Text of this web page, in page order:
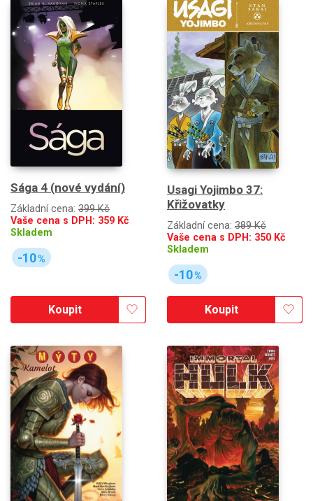
Sága 4 (nové vydání)
Základní cena: 399 Kč
Vaše cena s DPH: 359 Kč
Skladem
-10%
Koupit
Usagi Yojimbo 37:
Křižovatky
Základní cena: 389 Kč
Vaše cena s DPH: 350 Kč
Skladem
-10%
Koupit